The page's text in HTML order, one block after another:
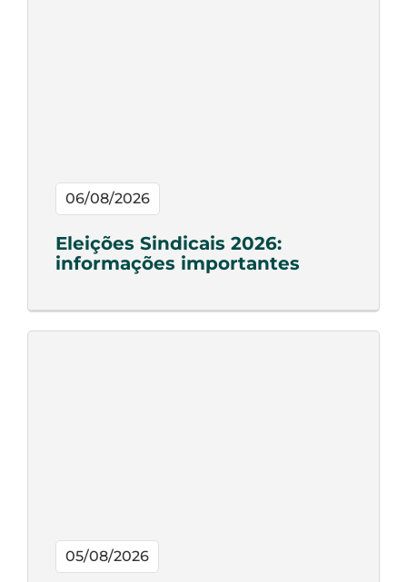
06/08/2026
Eleições Sindicais 2026:
informações importantes
05/08/2026